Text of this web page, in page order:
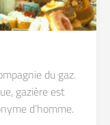
du gaz.
gazière est
d’homme.